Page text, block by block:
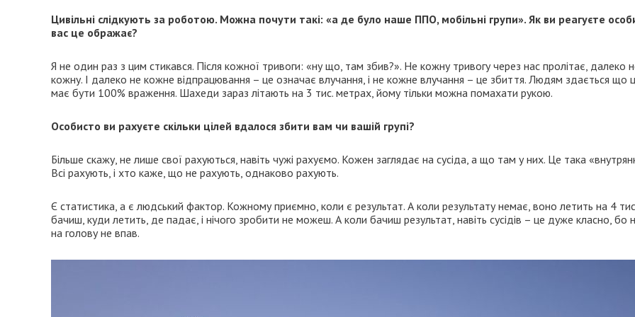
Цивільні слідкують за роботою. Можна почути такі: «а де було наше ППО, мобільні групи». Як ви реагуєте
вас це ображає?
Я не один раз з цим стикався. Після кожної тривоги: «ну що, там збив?». Не кожну тривогу через нас пролітає, далеко
кожну. І далеко не кожне відпрацювання – це означає влучання, і не кожне влучання – це збиття. Людям здається що
має бути 100% враження. Шахеди зараз літають на 3 тис. метрах, йому тільки можна помахати рукою.
Особисто ви рахуєте скільки цілей вдалося збити вам чи вашій групі?
Більше скажу, не лише свої рахуються, навіть чужі рахуємо. Кожен заглядає на сусіда, а що там у них. Це така
Всі рахують, і хто каже, що не рахують, однаково рахують.
Є статистика, а є людський фактор. Кожному приємно, коли є результат. А коли результату немає, воно летить на 4
бачиш, куди летить, де падає, і нічого зробити не можеш. А коли бачиш результат, навіть сусідів – це дуже класно, бо
на голову не впав.